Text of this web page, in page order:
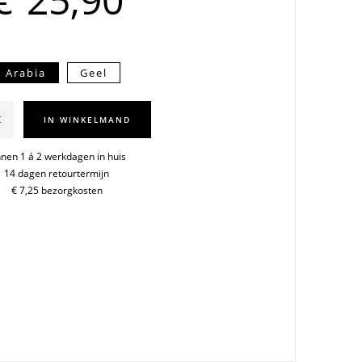
Arabia Geel
IN WINKELMAND
1 á 2 werkdagen in huis
14 dagen retourtermijn
€ 7,25 bezorgkosten